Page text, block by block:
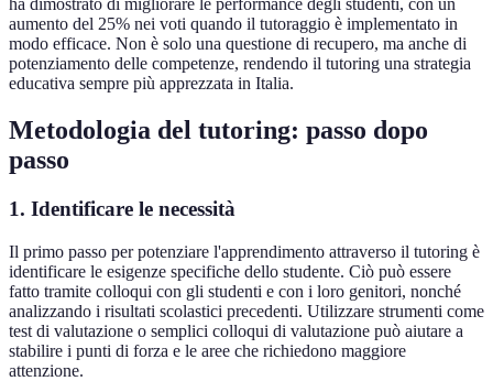
ha dimostrato di migliorare le performance degli studenti, con un
aumento del 25% nei voti quando il tutoraggio è implementato in
modo efficace. Non è solo una questione di recupero, ma anche di
potenziamento delle competenze, rendendo il tutoring una strategia
educativa sempre più apprezzata in Italia.
Metodologia del tutoring: passo dopo
passo
1. Identificare le necessità
Il primo passo per potenziare l'apprendimento attraverso il tutoring è
identificare le esigenze specifiche dello studente. Ciò può essere
fatto tramite colloqui con gli studenti e con i loro genitori, nonché
analizzando i risultati scolastici precedenti. Utilizzare strumenti come
test di valutazione o semplici colloqui di valutazione può aiutare a
stabilire i punti di forza e le aree che richiedono maggiore
attenzione.